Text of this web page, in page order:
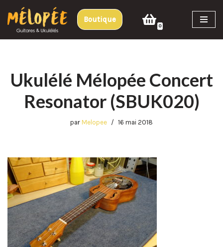
Aller
au
Boutique
0
Ukulélé Mélopée Concert
Resonator (SBUK020)
par Melopee 16 mai 2018